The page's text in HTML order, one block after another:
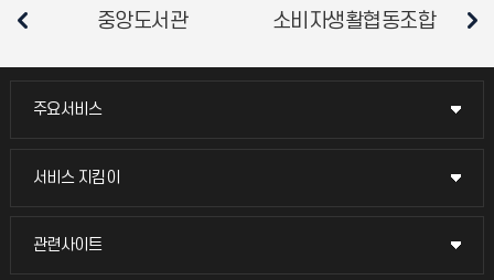
[2026-1학기 시간표 추가 변경 안내 ]일부 교과목의
교과목 1. 재무
신청 및 논문학위제 신청자 일정 안내
2026.03
중앙도서관 소비자생활협동조합
주요서비스
주요서비스
교무회의방송
서비스 지킴이
서비스 지킴이
묻고 답하기
관련사이트
관련사이트